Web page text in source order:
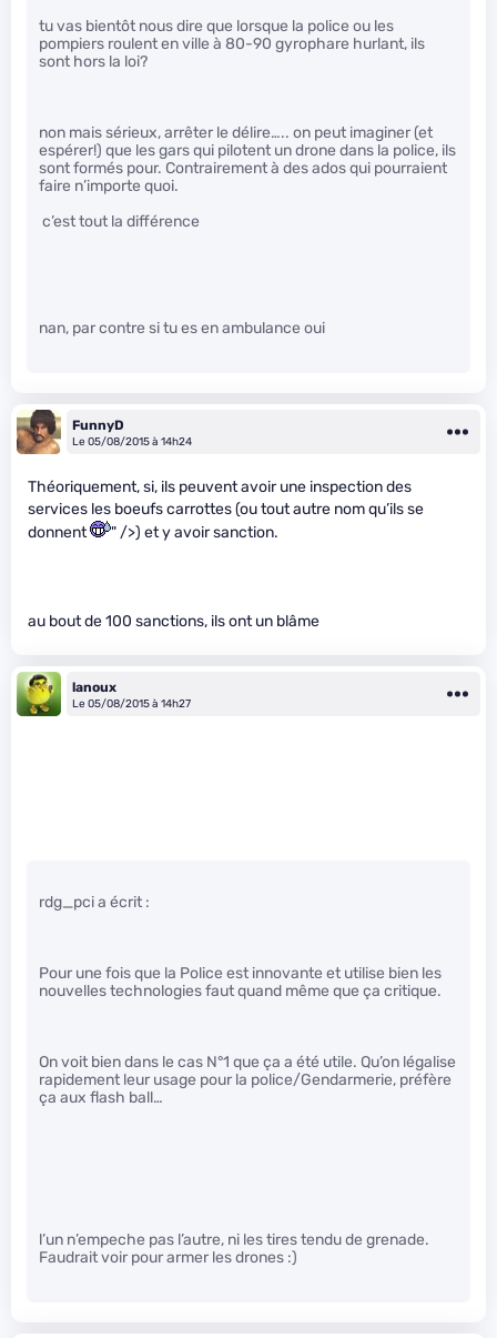
tu vas bientôt nous dire que lorsque la police ou les
pompiers roulent en ville à 80-90 gyrophare hurlant, ils
sont hors la loi?
non mais sérieux, arrêter le délire….. on peut imaginer (et
espérer!) que les gars qui pilotent un drone dans la police, ils
sont formés pour. Contrairement à des ados qui pourraient
faire n’importe quoi.
c’est tout la différence
nan, par contre si tu es en ambulance oui
FunnyD
Le 05/08/2015 à 14h24
Théoriquement, si, ils peuvent avoir une inspection des
services les boeufs carrottes (ou tout autre nom qu’ils se
donnent
" />) et y avoir sanction.
au bout de 100 sanctions, ils ont un blâme
lanoux
Le 05/08/2015 à 14h27
rdg_pci a écrit :
Pour une fois que la Police est innovante et utilise bien les
nouvelles technologies faut quand même que ça critique.
On voit bien dans le cas N°1 que ça a été utile. Qu’on légalise
rapidement leur usage pour la police/Gendarmerie, préfère
ça aux flash ball…
l’un n’empeche pas l’autre, ni les tires tendu de grenade.
Faudrait voir pour armer les drones :)